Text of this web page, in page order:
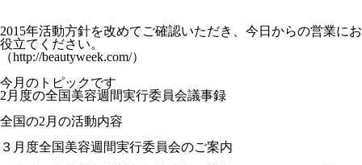
2015年活動方針を改めてご確認いただき、今日からの営業にお
役立てください。
（http://beautyweek.com/）
今月のトピックです
2 月度の全国美容週間実行委員会議事録
全国の2 月の活動内容
３月度全国美容週間実行委員会のご案内